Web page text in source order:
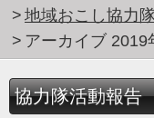
地域おこし協力隊
アーカイブ 2019
協力隊活動報告